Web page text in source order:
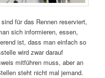
für das Rennen reserviert,
sich informieren, essen,
ist, dass man einfach so
wird zwar darauf
mitführen muss, aber an
steht nicht mal jemand.